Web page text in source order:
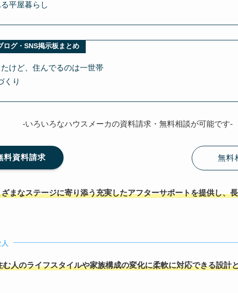
平屋暮らし
ログ・SNS掲示板まとめ
けど、住んでるのは一世帯
くり
-いろいろなハウスメーカの資料請求・無料相談が可能です-
料資料請求 無料
まなステージに寄り添う充実したアフターサポートを提供し、
む人のライフスタイルや家族構成の変化に柔軟に対応できる設計